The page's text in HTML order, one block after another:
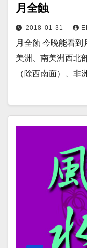
月全蝕
2018-01-31
月全蝕 今晚能看
美洲、南美洲西北
（除西南面）、非